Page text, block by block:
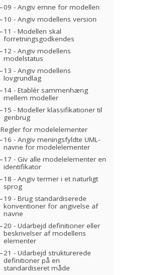
09 - Angiv emne for modellen
10 - Angiv modellens version
11 - Modellen skal
forretningsgodkendes
12 - Angiv modellens
modelstatus
13 - Angiv modellens
lovgrundlag
14 - Etablér sammenhæng
mellem modeller
15 - Modeller klassifikationer til
genbrug
Regler for modelelementer
16 - Angiv meningsfyldte UML-
navne for modelelementer
17 - Giv alle modelelementer en
identifikator
18 - Angiv termer i et naturligt
sprog
19 - Brug standardiserede
konventioner for angivelse af
navne
20 - Udarbejd definitioner eller
beskrivelser af modellens
elementer
21 - Udarbejd strukturerede
definitioner på en
standardiseret måde